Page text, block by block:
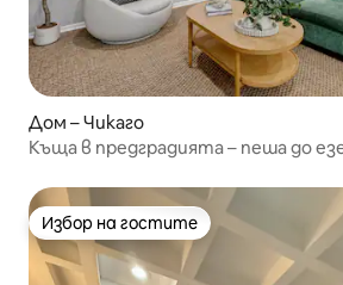
Дом – Чикаго
Къща в предградията – пеша до
Избор на гостите
Избор на гостите